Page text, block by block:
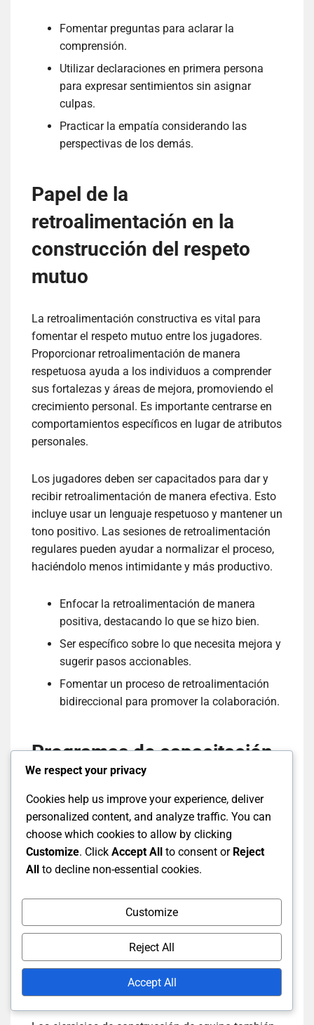
Fomentar preguntas para aclarar la
comprensión.
Utilizar declaraciones en primera persona
para expresar sentimientos sin asignar
culpas.
Practicar la empatía considerando las
perspectivas de los demás.
Papel de la
retroalimentación en la
construcción del respeto
mutuo
La retroalimentación constructiva es vital para
fomentar el respeto mutuo entre los jugadores.
Proporcionar retroalimentación de manera
respetuosa ayuda a los individuos a comprender
sus fortalezas y áreas de mejora, promoviendo el
crecimiento personal. Es importante centrarse en
comportamientos específicos en lugar de atributos
personales.
Los jugadores deben ser capacitados para dar y
recibir retroalimentación de manera efectiva. Esto
incluye usar un lenguaje respetuoso y mantener un
tono positivo. Las sesiones de retroalimentación
regulares pueden ayudar a normalizar el proceso,
haciéndolo menos intimidante y más productivo.
Enfocar la retroalimentación de manera
positiva, destacando lo que se hizo bien.
Ser específico sobre lo que necesita mejora y
sugerir pasos accionables.
Fomentar un proceso de retroalimentación
bidireccional para promover la colaboración.
Programas de capacitación
centrados en la
comunicación y el respeto
Implementar programas de capacitación que
enfatizan la comunicación y el respeto puede
Estos programas deben incluir módulos sobre
escucha efectiva, comunicación no verbal y
técnicas de resolución de conflictos. Talleres
regulares pueden reforzar estas habilidades y
mantenerlas en el centro de las interacciones del
We respect your privacy
Cookies help us improve your experience, deliver
personalized content, and analyze traffic. You can
choose which cookies to allow by clicking
Customize. Click Accept All to consent or Reject
All to decline non-essential cookies.
Customize
Reject All
Accept All